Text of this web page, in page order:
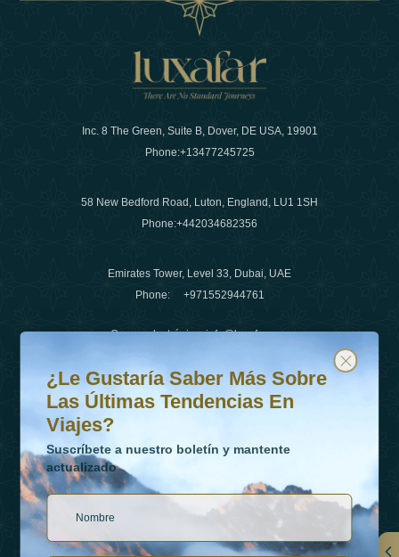
Inc. 8 The Green, Suite B, Dover, DE USA, 19901
Phone:+13477245725
58 New Bedford Road, Luton, England, LU1 1SH
Phone:+442034682356
Emirates Tower, Level 33, Dubai, UAE
Phone: +971552944761
Correo electrónico:info@luxafar.com
Número de WhatsApp
+442034682356
+971552944761
Vínculos
¿Le gustaría saber más sobre las últimas tendencias en
Suscríbete a nuestro boletín y mantente actualizado
¿Le Gustaría Saber Más Sobre
Las Últimas Tendencias En
Viajes?
Suscríbete a nuestro boletín y mantente
actualizado